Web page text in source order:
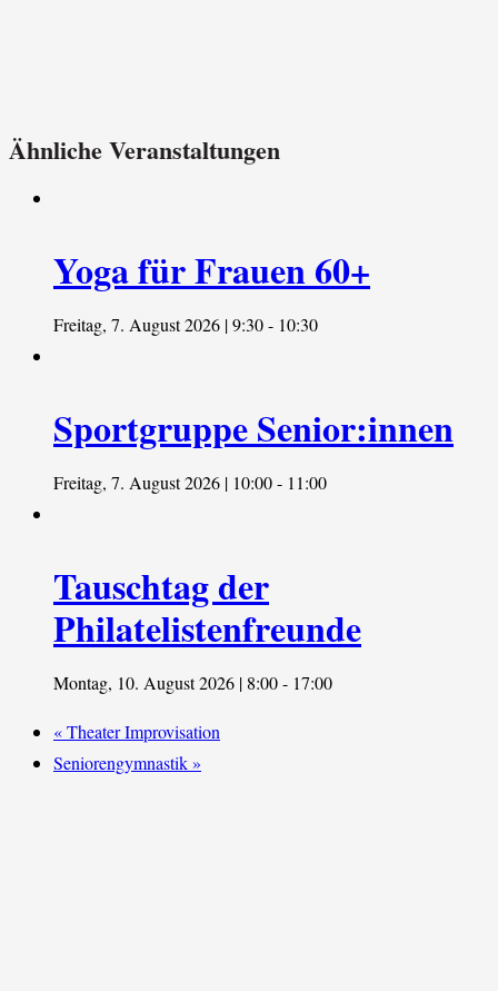
Ähnliche Veranstaltungen
Yoga für Frauen 60+
Freitag, 7. August 2026 | 9:30- 10:30
Sportgruppe Senior:innen
Freitag, 7. August 2026 | 10:00- 11:00
Tauschtag der
Philatelistenfreunde
Montag, 10. August 2026 | 8:00- 17:00
«Theater Improvisation
Seniorengymnastik»